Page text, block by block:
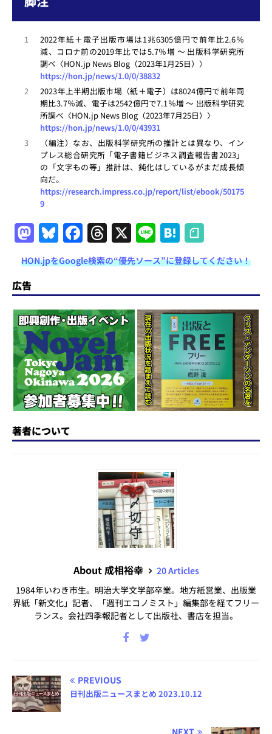
1
2022年紙＋電子出版市場は1兆6305億円で前年比2.6％
減、コロナ前の2019年比では5.7％増 ～ 出版科学研究所
調べ〈HON.jp News Blog（2023年1月25日）〉
https://hon.jp/news/1.0/0/38832
2
2023年上半期出版市場（紙＋電子）は8024億円で前年同
期比3.7％減、電子は2542億円で7.1％増 ～ 出版科学研究
所調べ〈HON.jp News Blog（2023年7月25日）〉
https://hon.jp/news/1.0/0/43931
3
（編注）なお、出版科学研究所の推計とは異なり、イン
プレス総合研究所「電子書籍ビジネス調査報告書2023」
の「文字もの等」推計は、鈍化はしているがまだ成長傾
向だ。
https://research.impress.co.jp/report/list/ebook/50175
9
M
a
st
o
d
o
n
Bl
u
e
s
k
y
F
a
c
e
b
o
o
k
T
h
re
a
d
s
X Li
n
e
H
at
e
n
a
HON.jpをGoogle検索の“優先ソース”に登録してください！
広告
著者について
About 成相裕幸
20 Articles
1984年いわき市生。明治大学文学部卒業。地方紙営業、出版業
界紙「新文化」記者、「週刊エコノミスト」編集部を経てフリー
ランス。会社四季報記者として出版社、書店を担当。
PREVIOUS
日刊出版ニュースまとめ 2023.10.12